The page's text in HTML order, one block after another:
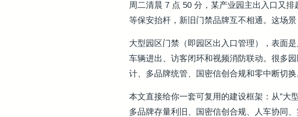
周二清晨 7 点 50 分，某产业园主出入口又
等保安抬杆，新旧门禁品牌互不相通。这场景
大型园区门禁（即园区出入口管理），表面
车辆进出、访客闭环和视频消防联动。很多
计、多品牌统管、国密信创合规和零中断切换
本文直接给你一套可复用的建设框架：从”大
多品牌存量利旧、国密信创合规、人车协同